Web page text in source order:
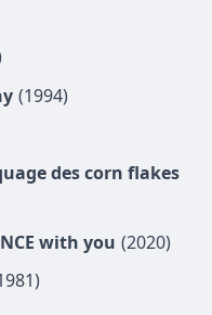
(1994)
des corn flakes
with you (2020)